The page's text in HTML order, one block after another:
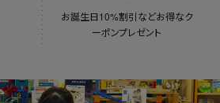
お誕生日10%割引などお得なク
ーポンプレゼント